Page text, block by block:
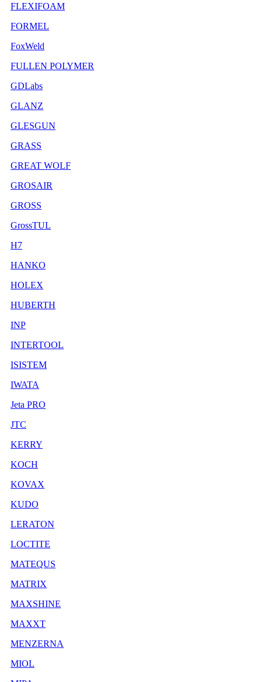
FLEXIFOAM
FORMEL
FoxWeld
FULLEN POLYMER
GDLabs
GLANZ
GLESGUN
GRASS
GREAT WOLF
GROSAIR
GROSS
GrossTUL
H7
HANKO
HOLEX
HUBERTH
INP
INTERTOOL
ISISTEM
IWATA
Jeta PRO
JTC
KERRY
KOCH
KOVAX
KUDO
LERATON
LOCTITE
MATEQUS
MATRIX
MAXSHINE
MAXXT
MENZERNA
MIOL